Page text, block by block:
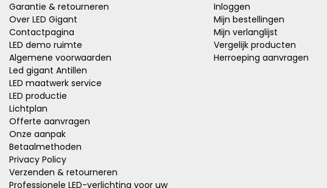
Garantie & retourneren
Over LED Gigant
Contactpagina
LED demo ruimte
Algemene voorwaarden
Led gigant Antillen
LED maatwerk service
LED productie
Lichtplan
Offerte aanvragen
Onze aanpak
Betaalmethoden
Privacy Policy
Verzenden & retourneren
Professionele LED-verlichting voor uw
Inloggen
Mijn bestellingen
Mijn verlanglijst
Vergelijk producten
Herroeping aanvragen